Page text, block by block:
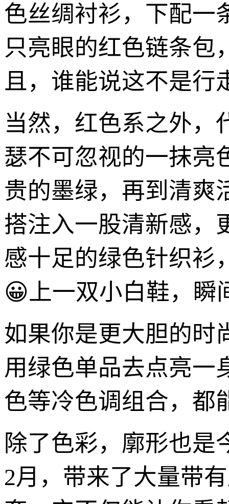
色丝绸衬衫，下配一
只亮眼的红色链条包
且，谁能说这不是行
当然，红色系之外，
瑟不可忽视的一抹亮
贵的墨绿，再到清爽
搭注入一股清新感，
感十足的绿色针织衫
😀上一双小白鞋，瞬
如果你是更大胆的时
用绿色单品去点亮一
色等冷色调组合，都
除了色彩，廓形也是
2月，带来了大量带